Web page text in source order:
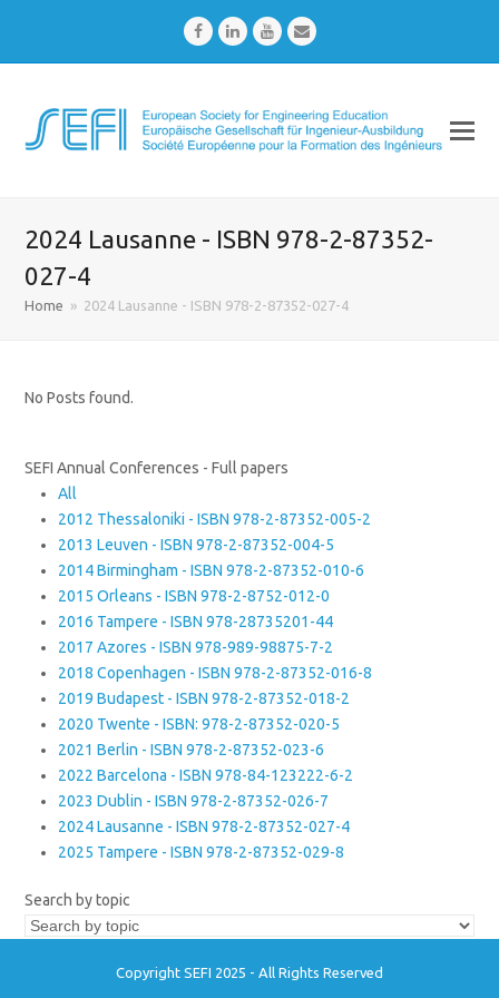
FacebookLinkedInYoutubeEmail
2024 Lausanne - ISBN 978-2-87352-
027-4
Home » 2024 Lausanne - ISBN 978-2-87352-027-4
No Posts found.
SEFI Annual Conferences - Full papers
All
2012 Thessaloniki - ISBN 978-2-87352-005-2
2013 Leuven - ISBN 978-2-87352-004-5
2014 Birmingham - ISBN 978-2-87352-010-6
2015 Orleans - ISBN 978-2-8752-012-0
2016 Tampere - ISBN 978-28735201-44
2017 Azores - ISBN 978-989-98875-7-2
2018 Copenhagen - ISBN 978-2-87352-016-8
2019 Budapest - ISBN 978-2-87352-018-2
2020 Twente - ISBN: 978-2-87352-020-5
2021 Berlin - ISBN 978-2-87352-023-6
2022 Barcelona - ISBN 978-84-123222-6-2
2023 Dublin - ISBN 978-2-87352-026-7
2024 Lausanne - ISBN 978-2-87352-027-4
2025 Tampere - ISBN 978-2-87352-029-8
Search by topic
Copyright SEFI 2025 - All Rights Reserved